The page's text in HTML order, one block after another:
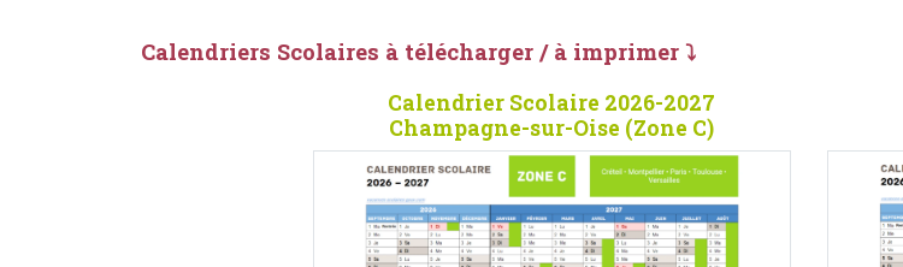
Calendriers Scolaires à télécharger / à imprimer ⤵
Calendrier Scolaire 2026-2027
Champagne-sur-Oise (Zone C)